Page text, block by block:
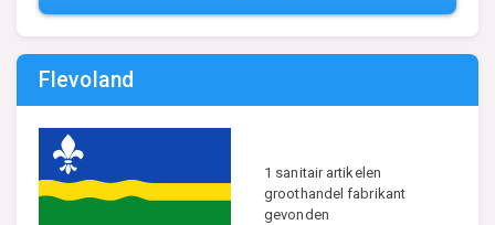
Flevoland
1 sanitair artikelen
groothandel fabrikant
gevonden